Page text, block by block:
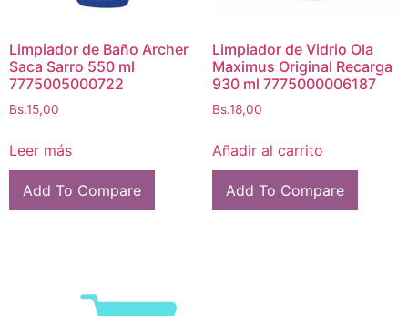
Limpiador de Baño Archer
Saca Sarro 550 ml
7775005000722
Bs.15,00
Leer más
Add To Compare
Limpiador de Vidrio Ola
Maximus Original Recarga
930 ml 7775000006187
Bs.18,00
Añadir al carrito
Add To Compare